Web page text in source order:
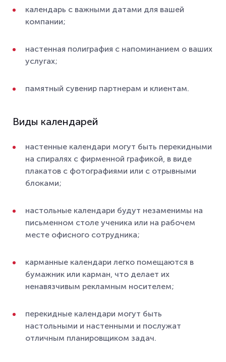
календарь с важными датами для вашей
компании;
настенная полиграфия с напоминанием о ваших
услугах;
памятный сувенир партнерам и клиентам.
Виды календарей
настенные календари могут быть перекидными
на спиралях с фирменной графикой, в виде
плакатов с фотографиями или с отрывными
блоками;
настольные календари будут незаменимы на
письменном столе ученика или на рабочем
месте офисного сотрудника;
карманные календари легко помещаются в
бумажник или карман, что делает их
ненавязчивым рекламным носителем;
перекидные календари могут быть
настольными и настенными и послужат
отличным планировщиком задач.